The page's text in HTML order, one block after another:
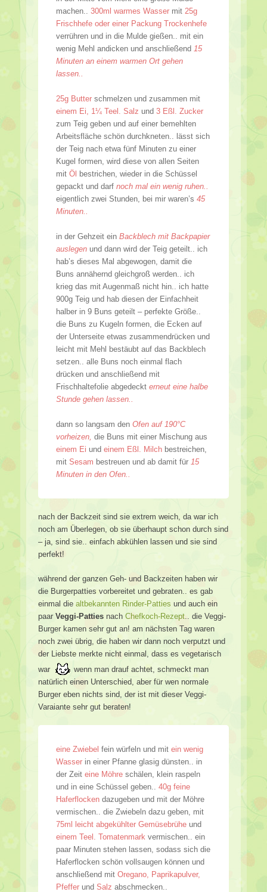
machen.. 300ml warmes Wasser mit 25g
Frischhefe oder einer Packung Trockenhefe
verrühren und in die Mulde gießen.. mit ein
wenig Mehl andicken und anschließend 15
Minuten an einem warmen Ort gehen
lassen..
25g Butter schmelzen und zusammen mit
einem Ei, 1¼ Teel. Salz und 3 Eßl. Zucker
zum Teig geben und auf einer bemehlten
Arbeitsfläche schön durchkneten.. lässt sich
der Teig nach etwa fünf Minuten zu einer
Kugel formen, wird diese von allen Seiten
mit Öl bestrichen, wieder in die Schüssel
gepackt und darf noch mal ein wenig ruhen..
eigentlich zwei Stunden, bei mir waren’s 45
Minuten..
in der Gehzeit ein Backblech mit Backpapier
auslegen und dann wird der Teig geteilt.. ich
hab’s dieses Mal abgewogen, damit die
Buns annähernd gleichgroß werden.. ich
krieg das mit Augenmaß nicht hin.. ich hatte
900g Teig und hab diesen der Einfachheit
halber in 9 Buns geteilt – perfekte Größe..
die Buns zu Kugeln formen, die Ecken auf
der Unterseite etwas zusammendrücken und
leicht mit Mehl bestäubt auf das Backblech
setzen.. alle Buns noch einmal flach
drücken und anschließend mit
Frischhaltefolie abgedeckt erneut eine halbe
Stunde gehen lassen..
dann so langsam den Ofen auf 190°C
vorheizen, die Buns mit einer Mischung aus
einem Ei und einem Eßl. Milch bestreichen,
mit Sesam bestreuen und ab damit für 15
Minuten in den Ofen..
nach der Backzeit sind sie extrem weich, da war ich
noch am Überlegen, ob sie überhaupt schon durch sind
– ja, sind sie.. einfach abkühlen lassen und sie sind
perfekt!
während der ganzen Geh- und Backzeiten haben wir
die Burgerpatties vorbereitet und gebraten.. es gab
einmal die altbekannten Rinder-Patties und auch ein
paar Veggi-Patties nach Chefkoch-Rezept .. die Veggi-
Burger kamen sehr gut an! am nächsten Tag waren
noch zwei übrig, die haben wir dann noch verputzt und
der Liebste merkte nicht einmal, dass es vegetarisch
war
wenn man drauf achtet, schmeckt man
natürlich einen Unterschied, aber für wen normale
Burger eben nichts sind, der ist mit dieser Veggi-
Varaiante sehr gut beraten!
eine Zwiebel fein würfeln und mit ein wenig
Wasser in einer Pfanne glasig dünsten.. in
der Zeit eine Möhre schälen, klein raspeln
und in eine Schüssel geben..
40g feine
Haferflocken dazugeben und mit der Möhre
vermischen.. die Zwiebeln dazu geben, mit
75ml leicht abgekühlter Gemüsebrühe und
einem Teel. Tomatenmark vermischen.. ein
paar Minuten stehen lassen, sodass sich die
Haferflocken schön vollsaugen können und
anschließend mit Oregano, Paprikapulver,
Pfeffer und Salz abschmecken..